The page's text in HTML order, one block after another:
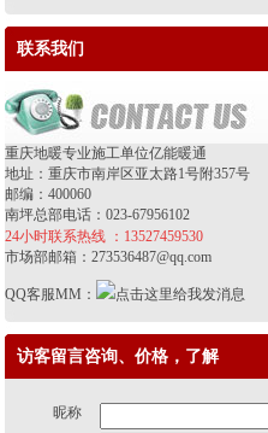
联系我们
重庆地暖专业施工单位亿能暖通
地址：重庆市南岸区亚太路1号附357号
邮编：400060
南坪总部电话：023-67956102
24小时联系热线 ：13527459530
市场部邮箱：273536487@qq.com
QQ客服MM：
访客留言咨询、价格，了解
昵称